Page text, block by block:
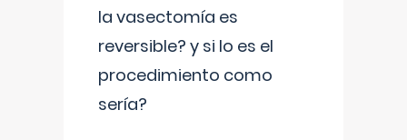
la vasectomía es
reversible? y si lo es el
procedimiento como
sería?